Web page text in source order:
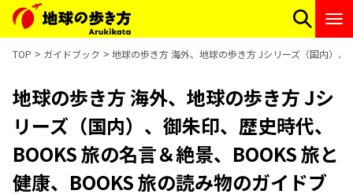
TOP ガイドブック 地球の歩き方 海外、地球の歩き方 Jシリーズ（国内）
地球の歩き方 海外、地球の歩き方 Jシ
リーズ（国内）、御朱印、歴史時代、
BOOKS 旅の名言＆絶景、BOOKS 旅と
健康、BOOKS 旅の読み物のガイドブ